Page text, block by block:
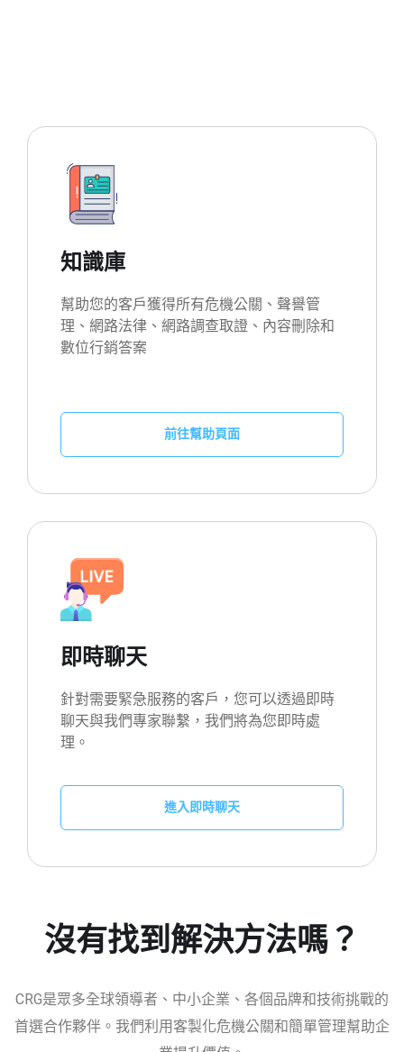
知識庫
幫助您的客戶獲得所有危機公關、聲譽管
理、網路法律、網路調查取證、內容刪除和
數位行銷答案
前往幫助頁面
即時聊天
針對需要緊急服務的客戶，您可以透過即時
聊天與我們專家聯繫，我們將為您即時處
理。
進入即時聊天
沒有找到解決方法嗎？
CRG是眾多全球領導者、中小企業、各個品牌和技術挑戰的
首選合作夥伴。我們利用客製化危機公關和簡單管理幫助企